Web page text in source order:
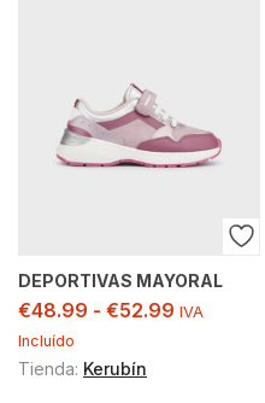
DEPORTIVAS MAYORAL
€48.99 - €52.99 IVA
Incluído
Tienda: Kerubín